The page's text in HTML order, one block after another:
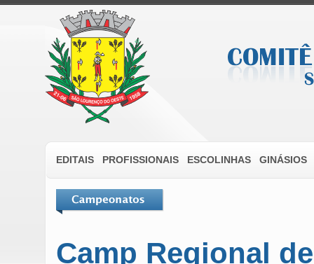
EDITAIS PROFISSIONAIS ESCOLINHAS GINÁSIOS
Camp Regional